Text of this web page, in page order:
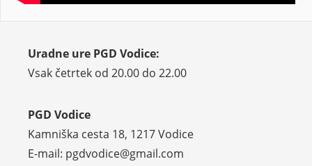
Uradne ure PGD Vodice:
Vsak četrtek od 20.00 do 22.00
PGD Vodice
Kamniška cesta 18, 1217 Vodice
E-mail: pgdvodice@gmail.com